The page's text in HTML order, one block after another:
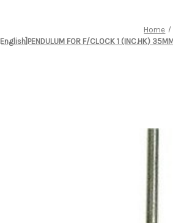
Home
[English]PENDULUM FOR F/CLOCK 1 (INC.HK)